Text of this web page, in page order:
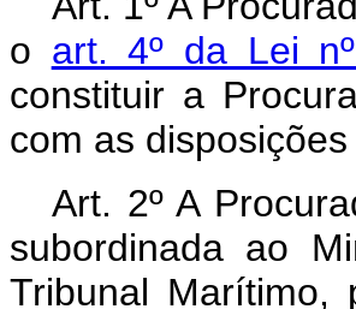
o art. 4º da Lei
constituir a
com as
Art. 2º A
subordinada ao
Tribunal Marítimo,